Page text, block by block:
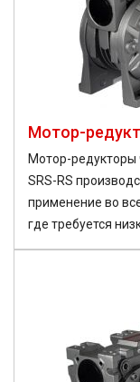
Мотор-
Мотор-редукторы
SRS-RS
применение во
где требуется